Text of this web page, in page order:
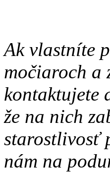
Ak vlastníte
močiaroch a
kontaktujete
že na nich
starostlivosť
nám na